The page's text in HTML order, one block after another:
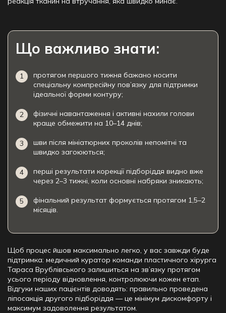
Що важливо знати:
протягом першого тижня бажано носити
спеціальну компресійну пов’язку для підтримки
ідеальної форми контуру;
фізичні навантаження і активні нахили голови
краще обмежити на 10–14 днів;
шви після мініатюрних проколів непомітні та
швидко загоюються;
перші результати корекції підборіддя видно вже
через 2–3 тижні, коли основні набряки зникають;
фінальний результат формується протягом 1,5–2
місяців.
Щоб процес йшов максимально легко, у вас завжди буде
підтримка: медичний куратор команди пластичного хірурга
Тараса Врублівського залишиться на зв’язку протягом
усього періоду відновлення, контролюючи кожен етап.
Відгуки наших пацієнтів доводять: правильно проведена
ліпосакція другого підборіддя — це мінімум дискомфорту і
максимум задоволення результатом.